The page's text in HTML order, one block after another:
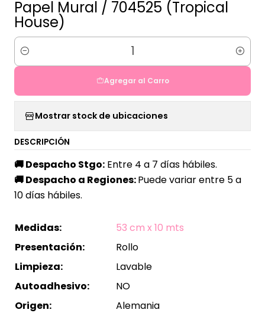
Papel Mural / 704525 (Tropical
House)
Cantidad
Agregar al Carro
Mostrar stock de ubicaciones
DESCRIPCIÓN
🚚Despacho Stgo: Entre 4 a 7 días hábiles.
🚚Despacho a Regiones:Puede variar entre 5 a
10 días hábiles.
Medidas:
53 cm x 10 mts
Presentación:
Rollo
Limpieza:
Lavable
Autoadhesivo:
NO
Origen:
Alemania